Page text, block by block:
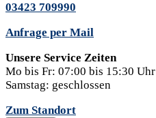
03423 709990
Anfrage per Mail
Unsere Service Zeiten
Mo bis Fr: 07:00 bis 15:30 Uhr
Samstag: geschlossen
Zum Standort